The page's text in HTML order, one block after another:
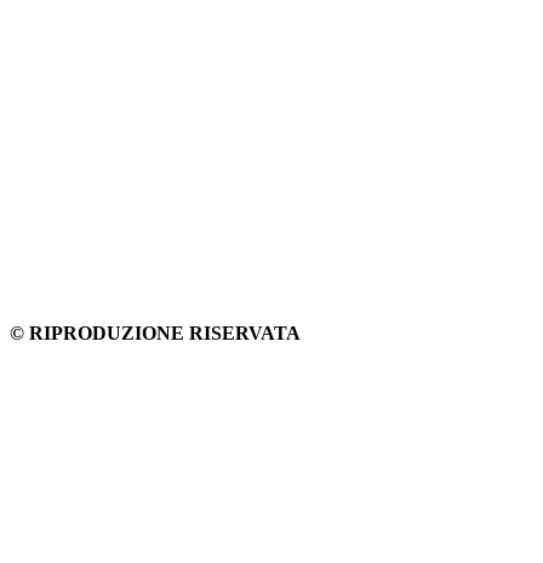
© RIPRODUZIONE RISERVATA